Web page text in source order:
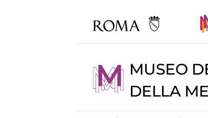
MUSEO
DELLA